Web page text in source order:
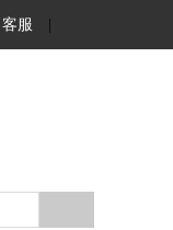
客服